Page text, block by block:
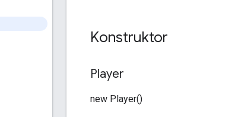
Konstruktor
Player
new Player()